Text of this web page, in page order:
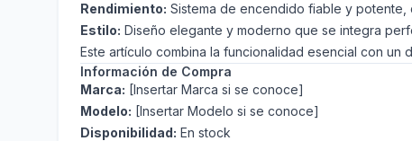
Rendimiento: Sistema de encendido fiable y
Estilo: Diseño elegante y moderno que se integra
Este artículo combina la funcionalidad esencial con
Información de Compra
Marca: [Insertar Marca si se conoce]
Modelo: [Insertar Modelo si se conoce]
Disponibilidad: En stock